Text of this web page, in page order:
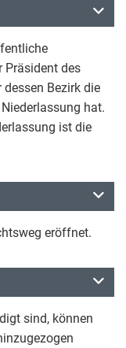
Präsident des
Bezirk die
hat.
ist die
eröffnet.
sind, können